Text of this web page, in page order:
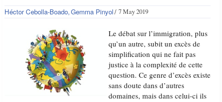
Héctor Cebolla-Boado Gemma Pinyol 7 May 2019
Le débat sur l’immigration, plus
qu’un autre, subit un excès de
simplification qui ne fait pas
justice à la complexité de cette
question. Ce genre d’excès existe
sans doute dans d’autres
domaines, mais dans celui-ci ils